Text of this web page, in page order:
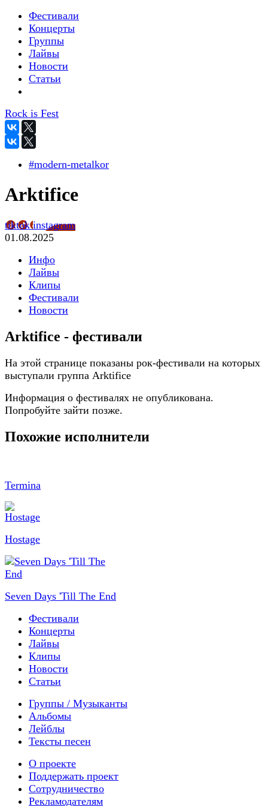
Фестивали
Концерты
Группы
Лайвы
Новости
Статьи
Rock is Fest
#modern-metalkor
Arktifice
tiktokinstagram
01.08.2025
Инфо
Лайвы
Клипы
Фестивали
Новости
Arktifice - фестивали
На этой странице показаны рок-фестивали на которых
выступали группа Arktifice
Информация о фестивалях не опубликована.
Попробуйте зайти позже.
Похожие исполнители
Termina
Hostage
Seven Days 'Till The End
Фестивали
Концерты
Лайвы
Клипы
Новости
Статьи
Группы / Музыканты
Альбомы
Лейблы
Тексты песен
О проекте
Поддержать проект
Сотрудничество
Рекламодателям